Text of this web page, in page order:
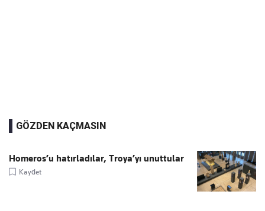
GÖZDEN KAÇMASIN
Homeros’u hatırladılar, Troya’yı unuttular
Kaydet